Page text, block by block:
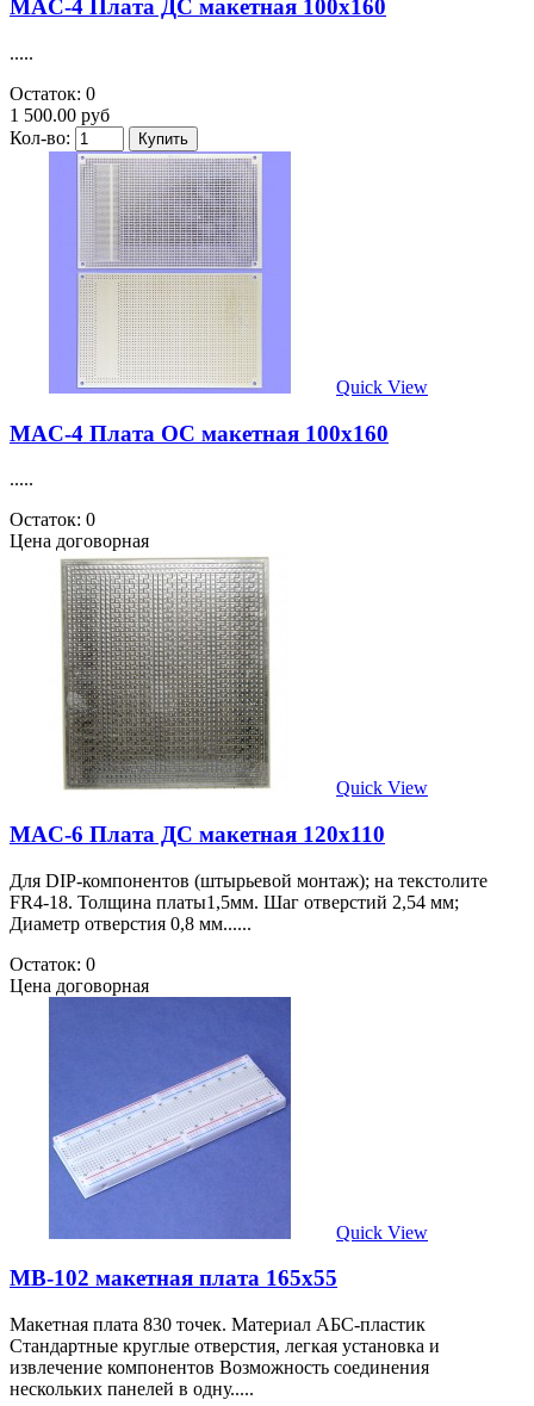
MAC-4 Плата ДС макетная 100х160
.....
Остаток: 0
1 500.00 руб
Кол-во:
Quick View
MAC-4 Плата ОС макетная 100х160
.....
Остаток: 0
Цена договорная
Quick View
MAC-6 Плата ДС макетная 120х110
Для DIP-компонентов (штырьевой монтаж); на текстолите
FR4-18. Толщина платы1,5мм. Шаг отверстий 2,54 мм;
Диаметр отверстия 0,8 мм......
Остаток: 0
Цена договорная
Quick View
MB-102 макетная плата 165х55
Макетная плата 830 точек. Материал АБС-пластик
Стандартные круглые отверстия, легкая установка и
извлечение компонентов Возможность соединения
нескольких панелей в одну.....